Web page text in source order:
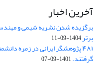
آخرین اخبار
برگزیده شدن نشریه شیمی و
برتر1404-09-11
۴۸۱ پژوهشگر ایرانی در زمره
گرفتند.1401-09-07